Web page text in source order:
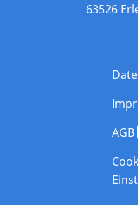
63526
AGB